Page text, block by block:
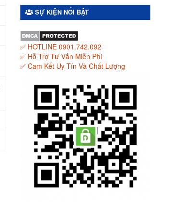
SỰ KIỆN NỔI BẬT
✅ HOTLINE 0901.742.092
✅ Hỗ Trợ Tư Vấn Miễn Phí
✅ Cam Kết Uy Tín Và Chất Lượng